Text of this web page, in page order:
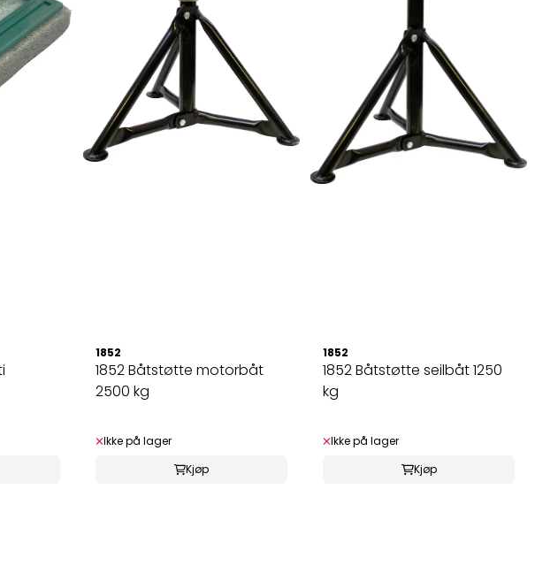
1852
1852 Båtstøtte motorbåt
2500 kg
Ikke på lager
Kjøp
1852
1852 Båtstøtte seilbåt 1250
kg
Ikke på lager
Kjøp